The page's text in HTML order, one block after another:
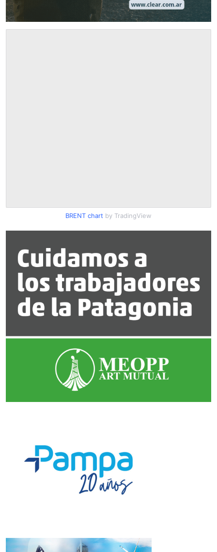
BRENT chart by TradingView